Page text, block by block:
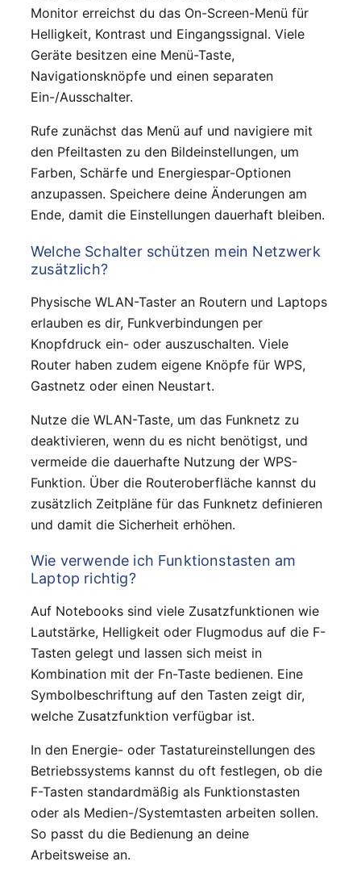
Monitor erreichst du das On-Screen-Menü für
Helligkeit, Kontrast und Eingangssignal. Viele
Geräte besitzen eine Menü-Taste,
Navigationsknöpfe und einen separaten
Ein-/Ausschalter.
Rufe zunächst das Menü auf und navigiere mit
den Pfeiltasten zu den Bildeinstellungen, um
Farben, Schärfe und Energiespar-Optionen
anzupassen. Speichere deine Änderungen am
Ende, damit die Einstellungen dauerhaft bleiben.
Welche Schalter schützen mein Netzwerk
zusätzlich?
Physische WLAN-Taster an Routern und Laptops
erlauben es dir, Funkverbindungen per
Knopfdruck ein- oder auszuschalten. Viele
Router haben zudem eigene Knöpfe für WPS,
Gastnetz oder einen Neustart.
Nutze die WLAN-Taste, um das Funknetz zu
deaktivieren, wenn du es nicht benötigst, und
vermeide die dauerhafte Nutzung der WPS-
Funktion. Über die Routeroberfläche kannst du
zusätzlich Zeitpläne für das Funknetz definieren
und damit die Sicherheit erhöhen.
Wie verwende ich Funktionstasten am
Laptop richtig?
Auf Notebooks sind viele Zusatzfunktionen wie
Lautstärke, Helligkeit oder Flugmodus auf die F-
Tasten gelegt und lassen sich meist in
Kombination mit der Fn-Taste bedienen. Eine
Symbolbeschriftung auf den Tasten zeigt dir,
welche Zusatzfunktion verfügbar ist.
In den Energie- oder Tastatureinstellungen des
Betriebssystems kannst du oft festlegen, ob die
F-Tasten standardmäßig als Funktionstasten
oder als Medien-/Systemtasten arbeiten sollen.
So passt du die Bedienung an deine
Arbeitsweise an.